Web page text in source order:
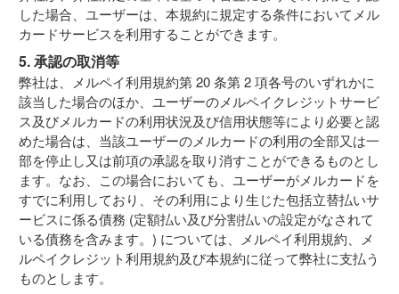
した場合、ユーザーは、本規約に規定する条件においてメル
カードサービスを利用することができます。
5. 承認の取消等
弊社は、メルペイ利用規約第 20 条第 2 項各号のいずれかに
該当した場合のほか、ユーザーのメルペイクレジットサービ
ス及びメルカードの利用状況及び信用状態等により必要と認
めた場合は、当該ユーザーのメルカードの利用の全部又は一
部を停止し又は前項の承認を取り消すことができるものとし
ます。なお、この場合においても、ユーザーがメルカードを
すでに利用しており、その利用により生じた包括立替払いサ
ービスに係る債務 (定額払い及び分割払いの設定がなされて
いる債務を含みます。) については、メルペイ利用規約、メ
ルペイクレジット利用規約及び本規約に従って弊社に支払う
ものとします。